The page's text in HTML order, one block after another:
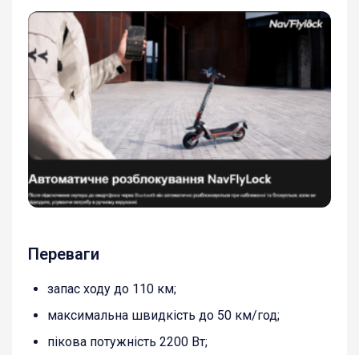
Переваги
запас ходу до 110 км;
максимальна швидкість до 50 км/год;
пікова потужність 2200 Вт;